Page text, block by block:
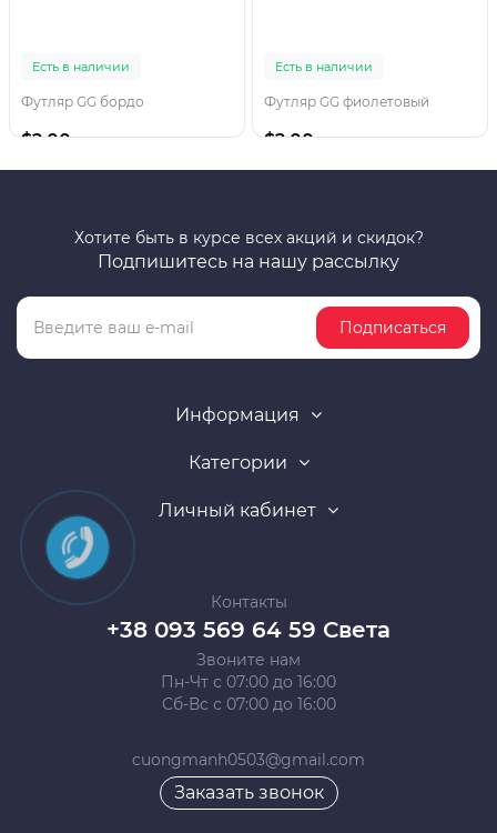
Есть в наличии
Футляр GG бордо
$2.00
Есть в наличии
Футляр GG фиолетовый
$2.00
Хотите быть в курсе всех акций и скидок?
Подпишитесь на нашу рассылку
Подписаться
Информация
Категории
Личный кабинет
Контакты
+38 093 569 64 59 Света
Звоните нам
Пн-Чт с 07:00 до 16:00
Сб-Вс с 07:00 до 16:00
cuongmanh0503@gmail.com
Заказать звонок